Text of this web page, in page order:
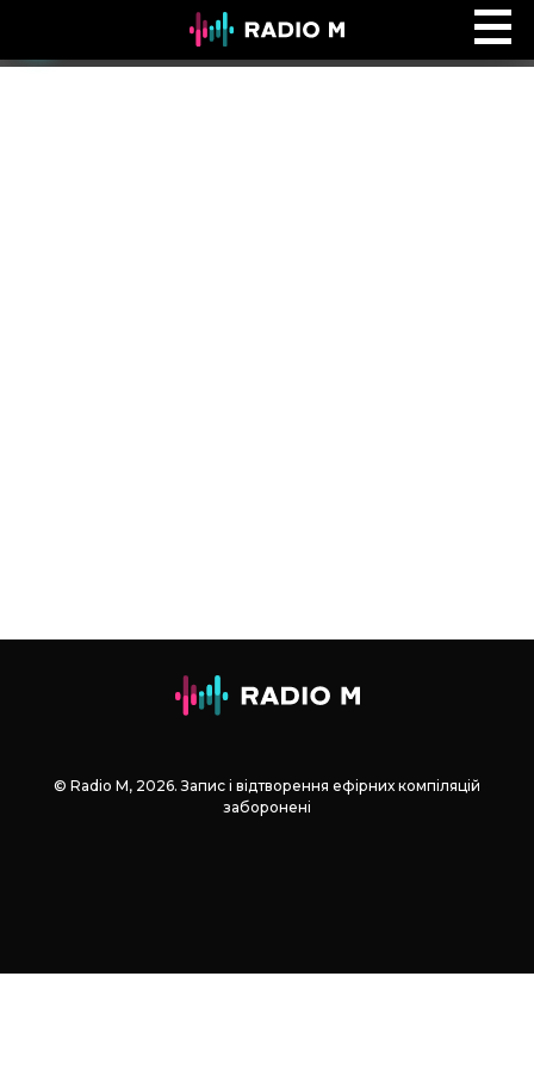
Ефір Radio M
© Radio М, 2026. Запис і відтворення ефірних компіляцій
заборонені